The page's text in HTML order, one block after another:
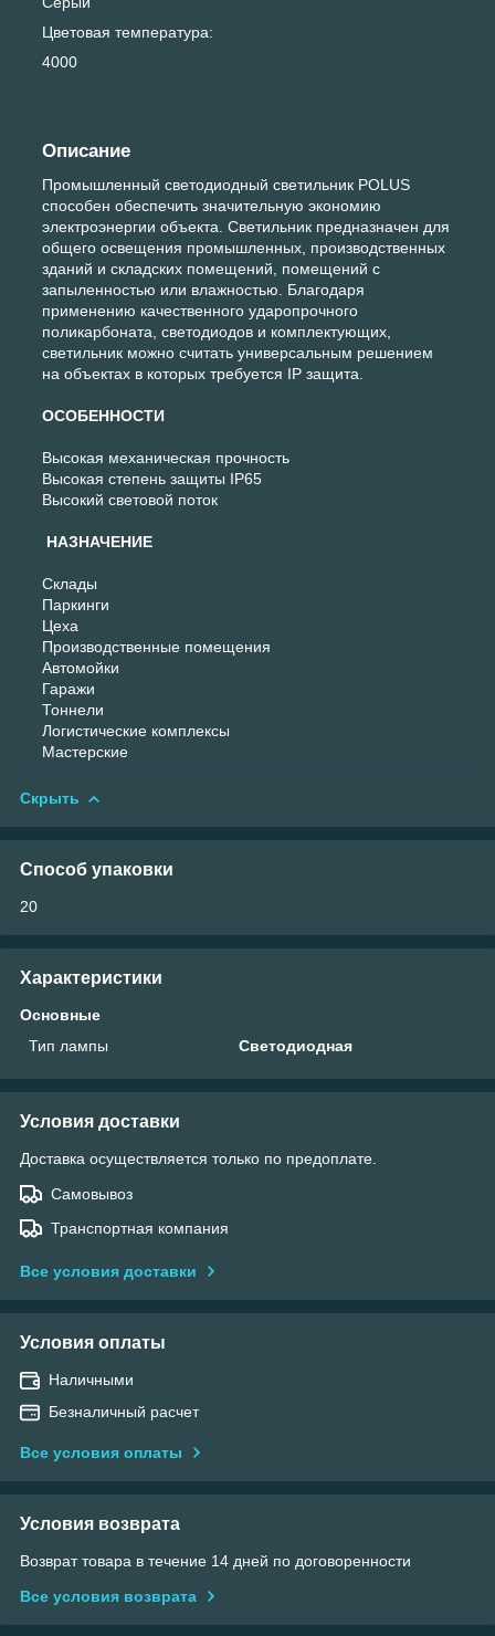
Цветовая температура:
4000
Описание
Промышленный светодиодный светильник POLUS
способен обеспечить значительную экономию
электроэнергии объекта. Светильник предназначен для
общего освещения промышленных, производственных
зданий и складских помещений, помещений с
запыленностью или влажностью. Благодаря
применению качественного ударопрочного
поликарбоната, светодиодов и комплектующих,
светильник можно считать универсальным решением
на объектах в которых требуется IP защита.
ОСОБЕННОСТИ
Высокая механическая прочность
Высокая степень защиты IP65
Высокий световой поток
НАЗНАЧЕНИЕ
Склады
Паркинги
Цеха
Производственные помещения
Автомойки
Гаражи
Тоннели
Логистические комплексы
Мастерские
Скрыть
Способ упаковки
20
Характеристики
Основные
Тип лампы
Светодиодная
Условия доставки
Доставка осуществляется только по предоплате.
Самовывоз
Транспортная компания
Все условия доставки
Условия оплаты
Наличными
Безналичный расчет
Все условия оплаты
Условия возврата
Возврат товара в течение 14 дней по договоренности
Все условия возврата